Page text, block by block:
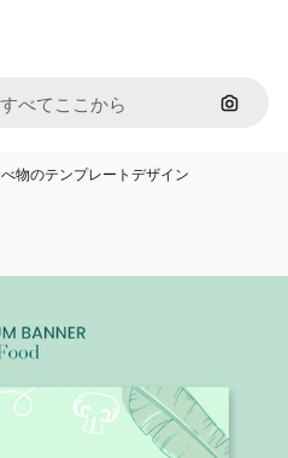
画像で
物のテンプレートデザイン